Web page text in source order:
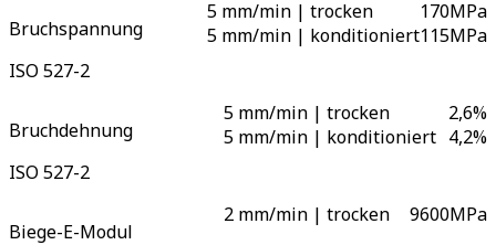
Bruchspannung
ISO 527-2
5 mm/min | trocken
5 mm/min | konditioniert
170MPa
115MPa
Bruchdehnung
ISO 527-2
5 mm/min | trocken
5 mm/min | konditioniert
2,6%
4,2%
Biege-E-Modul
2 mm/min | trocken 9600MPa